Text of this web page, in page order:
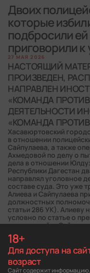
18+
Для доступа на
возраст
Сайт содержит
Двоих
которые
подбросили
приговорили
27 МАЯ 2026
НАСТОЯЩИЙ
ПРОИЗВЕДЕН,
НАПРАВЛЕН
«КОМАНДА
ДЕЯТЕЛЬНОСТИ
«КОМАНДА
Хасавюртовский
в отношении
Сайпулаева, а также
Ахмедовой по делу о
дела в отношении
Республики Дагестан
направлял уголовное
составе суда. Это уже
Алиева и Сайпулаева
должностных
статьи 286 УК). Алиеву
условно по статье о
полномочий, а
занимать должности в
три года.
Также всех троих,
виновными в
303 УК) и назначили